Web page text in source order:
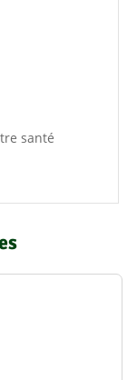
santé